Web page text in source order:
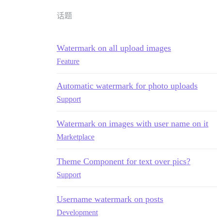
话题
Watermark on all upload images
Feature
Automatic watermark for photo uploads
Support
Watermark on images with user name on it
Marketplace
Theme Component for text over pics?
Support
Username watermark on posts
Development